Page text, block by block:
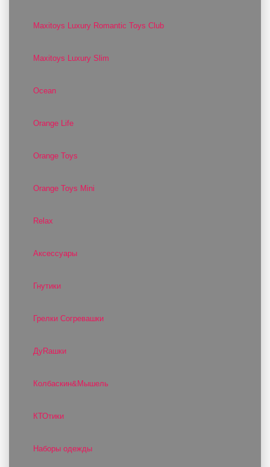
Maxitoys Luxury Romantic Toys Club
Maxitoys Luxury Slim
Ocean
Orange Life
Orange Toys
Orange Toys Mini
Relax
Аксессуары
Гнутики
Грелки Согревашки
ДуRашки
Колбаскин&Мышель
КТОтики
Наборы одежды